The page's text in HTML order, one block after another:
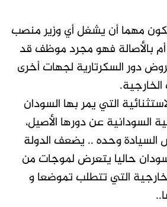
مهما أن يشغل أي وزير منصب
أم بالأصالة فهو مجرد موظف قد
دور السكرتارية لجهات أخرى
الخارجية.
التي يمر بها السودان
السودانية عن دورها الأصيل،
وحده .. يضعف الدولة
حاليا يتعرض لموجات من
التي تتطلب تموضعا و